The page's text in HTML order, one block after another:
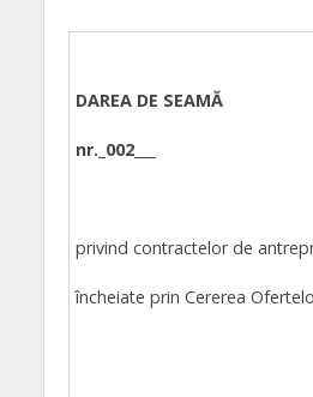
DAREA DE SEAMĂ
nr._002___
privind contractelor de
încheiate prin Cererea